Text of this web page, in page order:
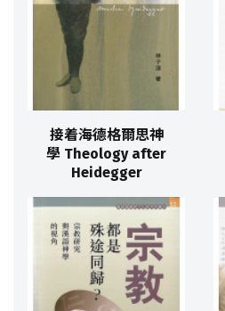
接着海德格爾思神
學 Theology after
Heidegger